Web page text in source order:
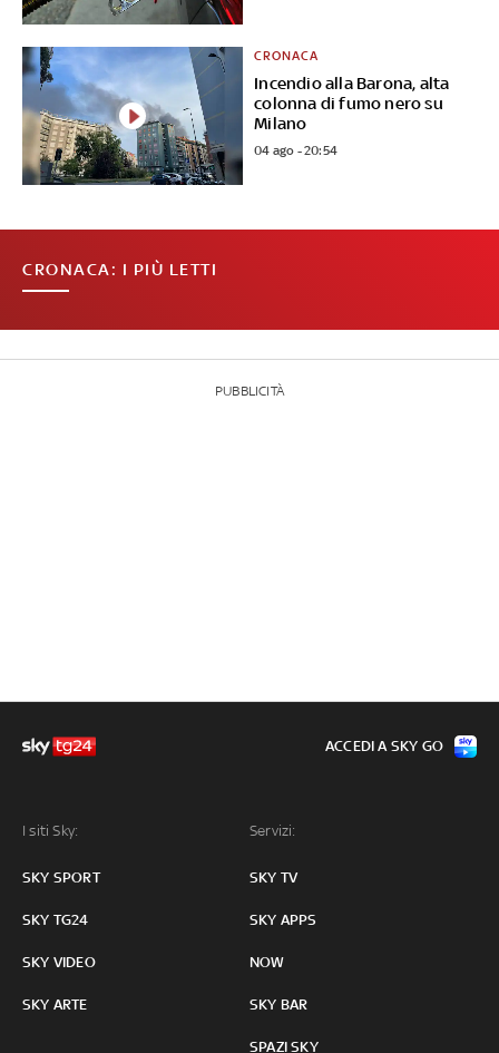
Incendio alla Barona, alta
colonna di fumo nero su
Milano
CRONACA
04 ago - 20:54
CRONACA: I PIÙ LETTI
PUBBLICITÀ
I siti Sky:
SKY SPORT
SKY TG24
SKY VIDEO
SKY ARTE
Servizi:
SKY TV
SKY APPS
NOW
SKY BAR
SPAZI SKY
ACCEDI A SKY GO